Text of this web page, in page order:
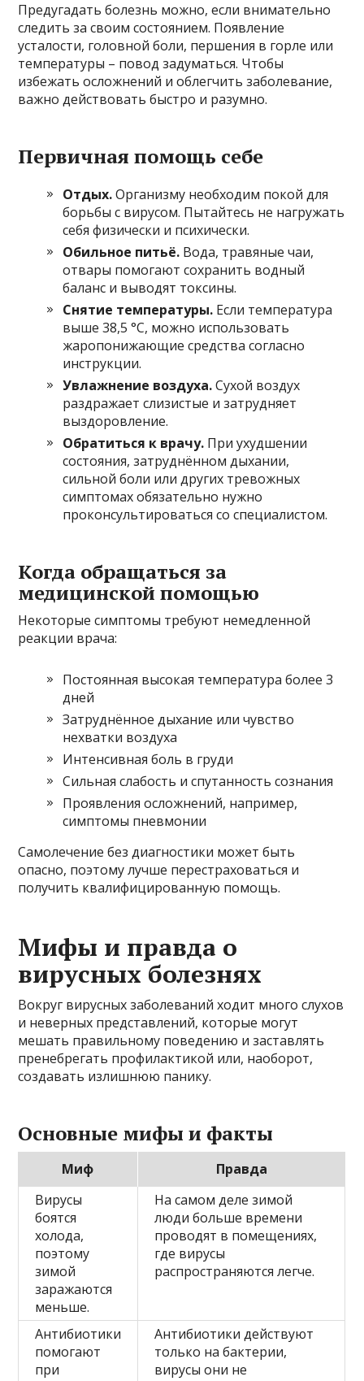
Предугадать болезнь можно, если внимательно
следить за своим состоянием. Появление
усталости, головной боли, першения в горле или
температуры – повод задуматься. Чтобы
избежать осложнений и облегчить заболевание,
важно действовать быстро и разумно.
Первичная помощь себе
Отдых.Организму необходим покой для
борьбы с вирусом. Пытайтесь не нагружать
себя физически и психически.
Обильное питьё. Вода, травяные чаи,
отвары помогают сохранить водный
баланс и выводят токсины.
Снятие температуры. Если температура
выше 38,5 °C, можно использовать
жаропонижающие средства согласно
инструкции.
Увлажнение воздуха.Сухой воздух
раздражает слизистые и затрудняет
выздоровление.
Обратиться к врачу. При ухудшении
состояния, затруднённом дыхании,
сильной боли или других тревожных
симптомах обязательно нужно
проконсультироваться со специалистом.
Когда обращаться за
медицинской помощью
Некоторые симптомы требуют немедленной
реакции врача:
Постоянная высокая температура более 3
дней
Затруднённое дыхание или чувство
нехватки воздуха
Интенсивная боль в груди
Сильная слабость и спутанность сознания
Проявления осложнений, например,
симптомы пневмонии
Самолечение без диагностики может быть
опасно, поэтому лучше перестраховаться и
получить квалифицированную помощь.
Мифы и правда о
вирусных болезнях
Вокруг вирусных заболеваний ходит много слухов
и неверных представлений, которые могут
мешать правильному поведению и заставлять
пренебрегать профилактикой или, наоборот,
создавать излишнюю панику.
Основные мифы и факты
Миф
Правда
Вирусы
боятся
холода,
поэтому
зимой
заражаются
меньше.
На самом деле зимой
люди больше времени
проводят в помещениях,
где вирусы
распространяются легче.
Антибиотики
помогают
при
Антибиотики действуют
только на бактерии,
вирусы они не